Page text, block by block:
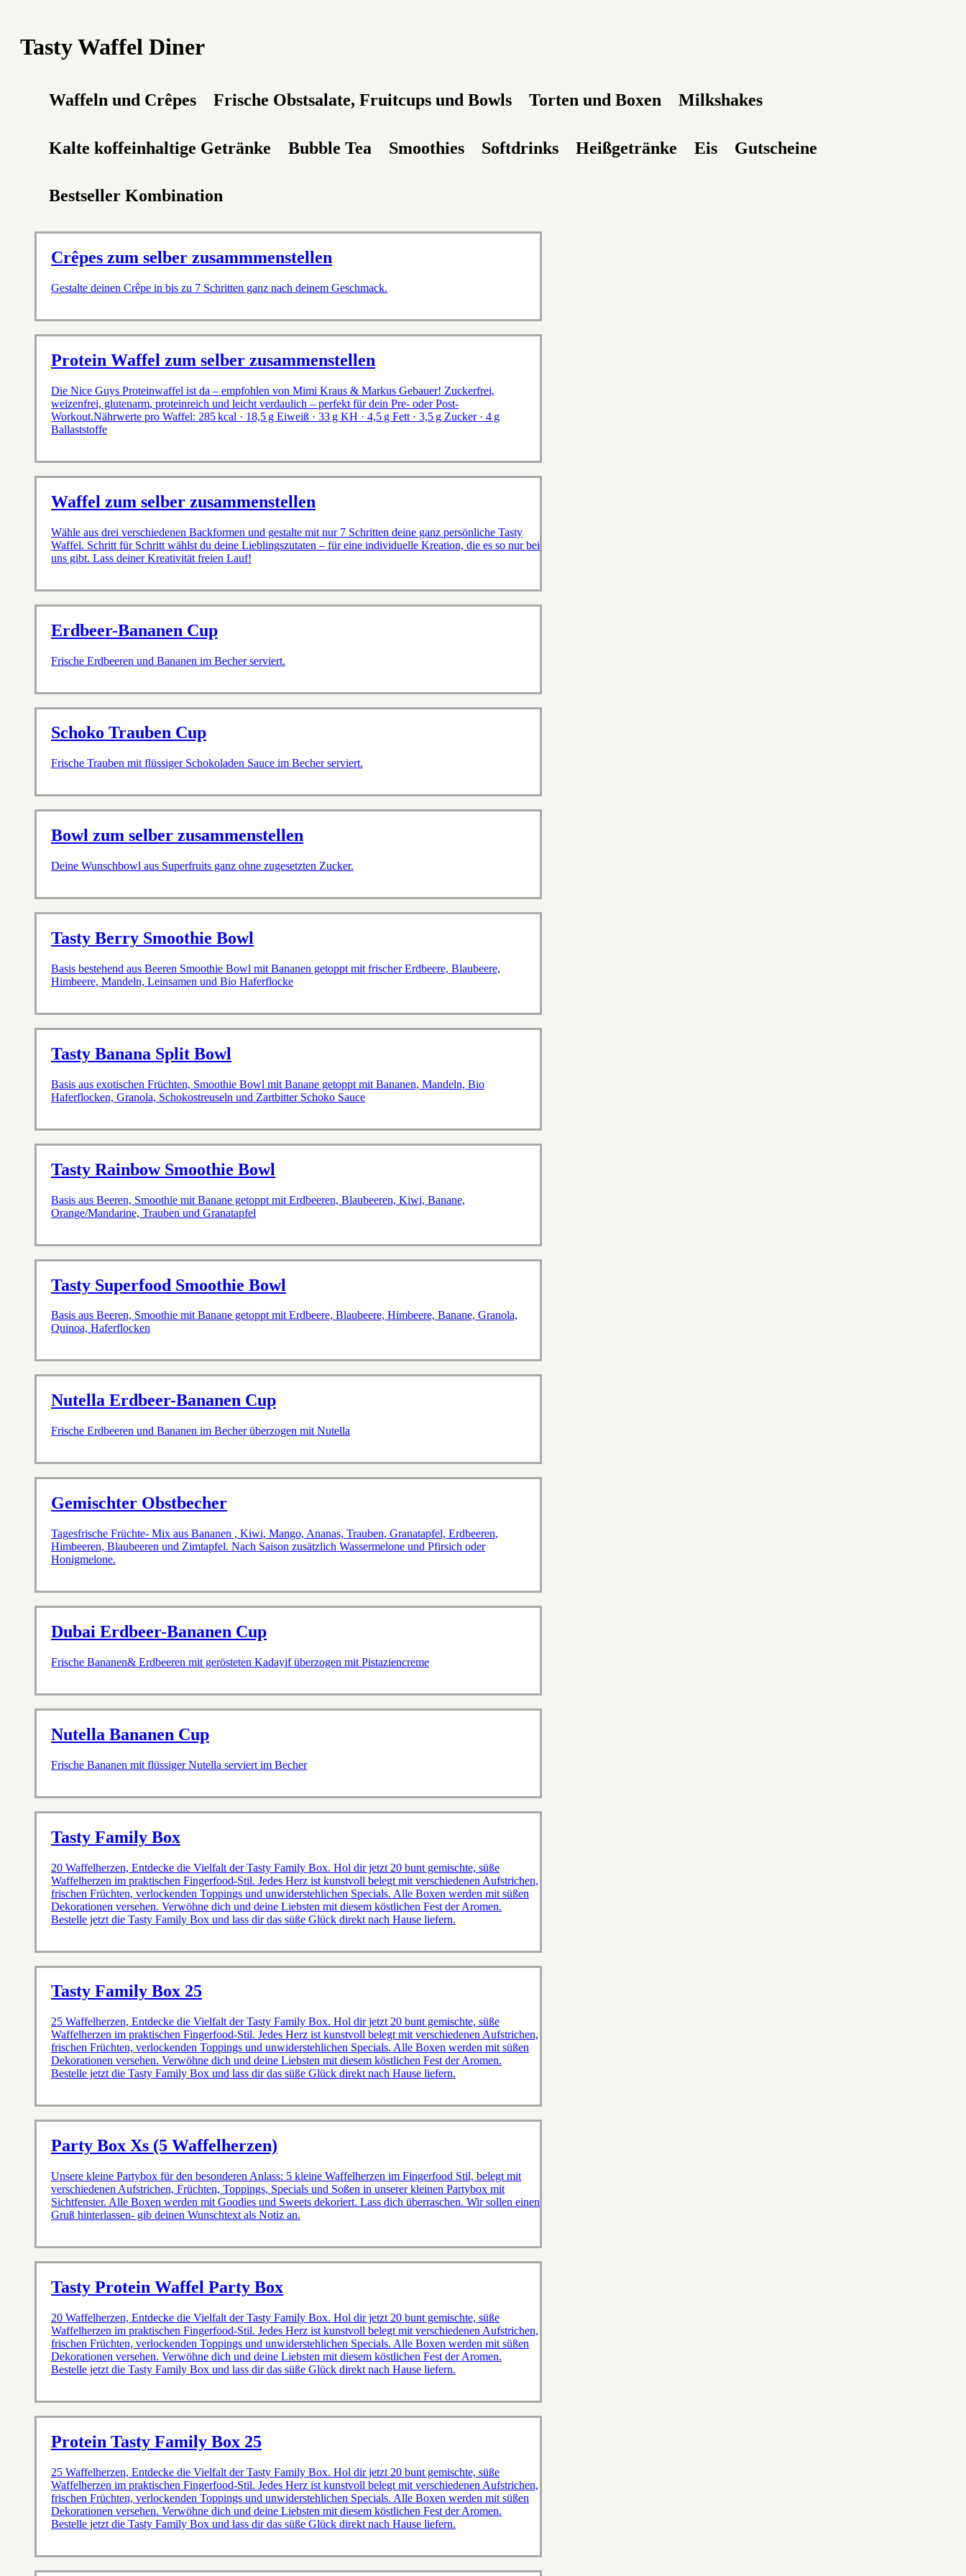
Tasty Waffel Diner
Waffeln und Crêpes Frische Obstsalate, Fruitcups und Bowls Torten und Boxen Milkshakes
Kalte koffeinhaltige Getränke Bubble Tea Smoothies Softdrinks Heißgetränke Eis Gutscheine
Bestseller Kombination
Crêpes zum selber zusammmenstellen
Gestalte deinen Crêpe in bis zu 7 Schritten ganz nach deinem Geschmack.
Protein Waffel zum selber zusammenstellen
Die Nice Guys Proteinwaffel ist da – empfohlen von Mimi Kraus & Markus Gebauer! Zuckerfrei,
weizenfrei, glutenarm, proteinreich und leicht verdaulich – perfekt für dein Pre- oder Post-
Workout.Nährwerte pro Waffel: 285 kcal · 18,5 g Eiweiß · 33 g KH · 4,5 g Fett · 3,5 g Zucker · 4 g
Ballaststoffe
Waffel zum selber zusammenstellen
Wähle aus drei verschiedenen Backformen und gestalte mit nur 7 Schritten deine ganz persönliche Tasty
Waffel. Schritt für Schritt wählst du deine Lieblingszutaten – für eine individuelle Kreation, die es so nur bei
uns gibt. Lass deiner Kreativität freien Lauf!
Erdbeer-Bananen Cup
Frische Erdbeeren und Bananen im Becher serviert.
Schoko Trauben Cup
Frische Trauben mit flüssiger Schokoladen Sauce im Becher serviert.
Bowl zum selber zusammenstellen
Deine Wunschbowl aus Superfruits ganz ohne zugesetzten Zucker.
Tasty Berry Smoothie Bowl
Basis bestehend aus Beeren Smoothie Bowl mit Bananen getoppt mit frischer Erdbeere, Blaubeere,
Himbeere, Mandeln, Leinsamen und Bio Haferflocke
Tasty Banana Split Bowl
Basis aus exotischen Früchten, Smoothie Bowl mit Banane getoppt mit Bananen, Mandeln, Bio
Haferflocken, Granola, Schokostreuseln und Zartbitter Schoko Sauce
Tasty Rainbow Smoothie Bowl
Basis aus Beeren, Smoothie mit Banane getoppt mit Erdbeeren, Blaubeeren, Kiwi, Banane,
Orange/Mandarine, Trauben und Granatapfel
Tasty Superfood Smoothie Bowl
Basis aus Beeren, Smoothie mit Banane getoppt mit Erdbeere, Blaubeere, Himbeere, Banane, Granola,
Quinoa, Haferflocken
Nutella Erdbeer-Bananen Cup
Frische Erdbeeren und Bananen im Becher überzogen mit Nutella
Gemischter Obstbecher
Tagesfrische Früchte- Mix aus Bananen , Kiwi, Mango, Ananas, Trauben, Granatapfel, Erdbeeren,
Himbeeren, Blaubeeren und Zimtapfel. Nach Saison zusätzlich Wassermelone und Pfirsich oder
Honigmelone.
Dubai Erdbeer-Bananen Cup
Frische Bananen& Erdbeeren mit gerösteten Kadayif überzogen mit Pistaziencreme
Nutella Bananen Cup
Frische Bananen mit flüssiger Nutella serviert im Becher
Tasty Family Box
20 Waffelherzen, Entdecke die Vielfalt der Tasty Family Box. Hol dir jetzt 20 bunt gemischte, süße
Waffelherzen im praktischen Fingerfood-Stil. Jedes Herz ist kunstvoll belegt mit verschiedenen Aufstrichen,
frischen Früchten, verlockenden Toppings und unwiderstehlichen Specials. Alle Boxen werden mit süßen
Dekorationen versehen. Verwöhne dich und deine Liebsten mit diesem köstlichen Fest der Aromen.
Bestelle jetzt die Tasty Family Box und lass dir das süße Glück direkt nach Hause liefern.
Tasty Family Box 25
25 Waffelherzen, Entdecke die Vielfalt der Tasty Family Box. Hol dir jetzt 20 bunt gemischte, süße
Waffelherzen im praktischen Fingerfood-Stil. Jedes Herz ist kunstvoll belegt mit verschiedenen Aufstrichen,
frischen Früchten, verlockenden Toppings und unwiderstehlichen Specials. Alle Boxen werden mit süßen
Dekorationen versehen. Verwöhne dich und deine Liebsten mit diesem köstlichen Fest der Aromen.
Bestelle jetzt die Tasty Family Box und lass dir das süße Glück direkt nach Hause liefern.
Party Box Xs (5 Waffelherzen)
Unsere kleine Partybox für den besonderen Anlass: 5 kleine Waffelherzen im Fingerfood Stil, belegt mit
verschiedenen Aufstrichen, Früchten, Toppings, Specials und Soßen in unserer kleinen Partybox mit
Sichtfenster. Alle Boxen werden mit Goodies und Sweets dekoriert. Lass dich überraschen. Wir sollen einen
Gruß hinterlassen- gib deinen Wunschtext als Notiz an.
Tasty Protein Waffel Party Box
20 Waffelherzen, Entdecke die Vielfalt der Tasty Family Box. Hol dir jetzt 20 bunt gemischte, süße
Waffelherzen im praktischen Fingerfood-Stil. Jedes Herz ist kunstvoll belegt mit verschiedenen Aufstrichen,
frischen Früchten, verlockenden Toppings und unwiderstehlichen Specials. Alle Boxen werden mit süßen
Dekorationen versehen. Verwöhne dich und deine Liebsten mit diesem köstlichen Fest der Aromen.
Bestelle jetzt die Tasty Family Box und lass dir das süße Glück direkt nach Hause liefern.
Protein Tasty Family Box 25
25 Waffelherzen, Entdecke die Vielfalt der Tasty Family Box. Hol dir jetzt 20 bunt gemischte, süße
Waffelherzen im praktischen Fingerfood-Stil. Jedes Herz ist kunstvoll belegt mit verschiedenen Aufstrichen,
frischen Früchten, verlockenden Toppings und unwiderstehlichen Specials. Alle Boxen werden mit süßen
Dekorationen versehen. Verwöhne dich und deine Liebsten mit diesem köstlichen Fest der Aromen.
Bestelle jetzt die Tasty Family Box und lass dir das süße Glück direkt nach Hause liefern.